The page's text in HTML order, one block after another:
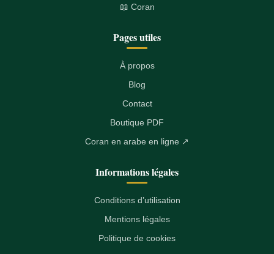
📖 Coran
Pages utiles
À propos
Blog
Contact
Boutique PDF
Coran en arabe en ligne ↗
Informations légales
Conditions d’utilisation
Mentions légales
Politique de cookies